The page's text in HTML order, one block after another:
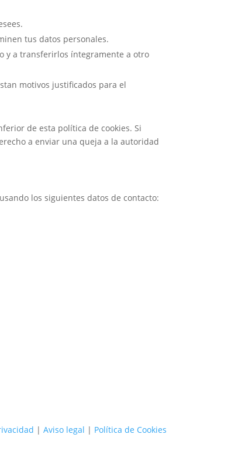
tus datos personales.
y a transferirlos íntegramente a otro
motivos justificados para el
de esta política de cookies. Si
a enviar una queja a la autoridad
los siguientes datos de contacto:
| Aviso legal | Política de Cookies